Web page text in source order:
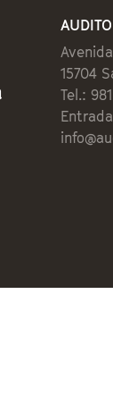
15704
Tel.: